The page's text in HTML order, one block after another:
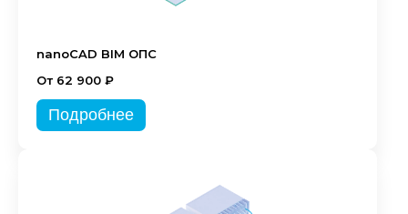
nanoCAD BIM ОПС
От 62 900 ₽
Подробнее